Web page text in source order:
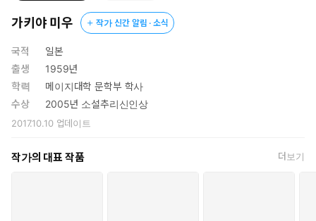
가키야 미우 작가 신간 알림 · 소식
국적
일본
출생
1959년
학력
메이지대학 문학부 학사
수상
2005년 소설추리신인상
2017.10.10업데이트
작가의 대표 작품 더보기